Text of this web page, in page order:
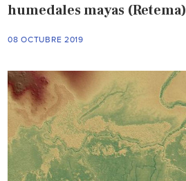
humedales mayas (Retema)
08 OCTUBRE 2019